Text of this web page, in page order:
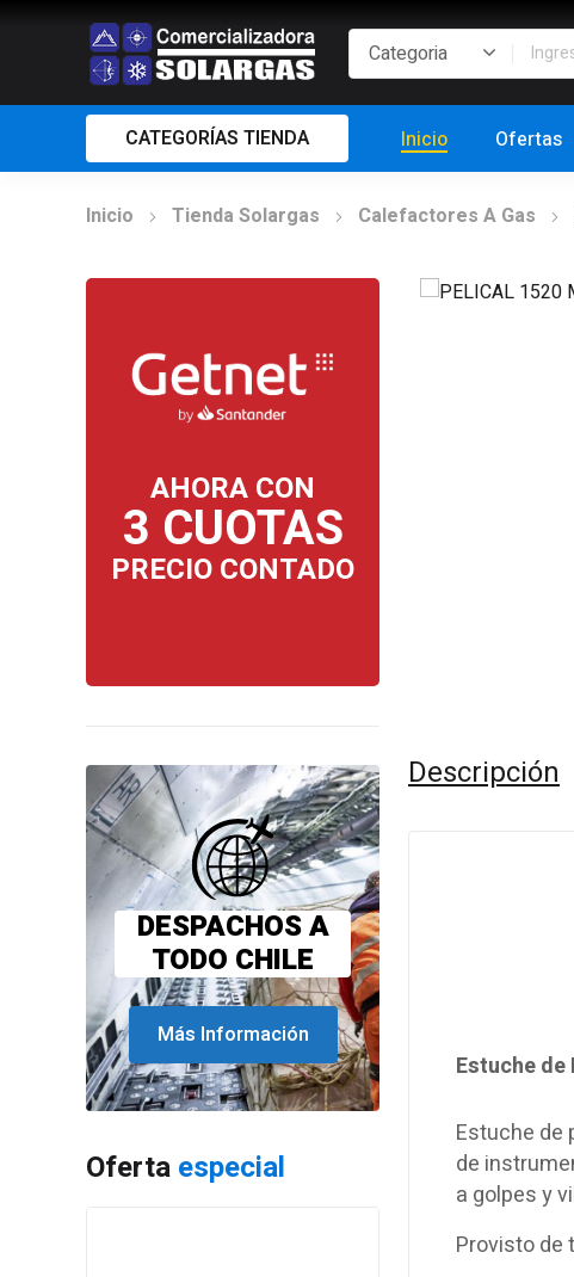
CATEGORÍAS TIENDA Inicio Ofertas
Inicio Tienda Solargas Calefactores A Gas
AHORA CON
3 CUOTAS
PRECIO CONTADO
DESPACHOS A
TODO CHILE
Más Información
Oferta especial
Descripción
Estuche
Estuche de
de
a golpes y
Provisto de